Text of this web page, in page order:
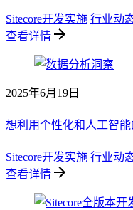
Sitecore开发实施 行业动
查看详情
2025年6月19日
想利用个性化和人工智
Sitecore开发实施 行业动
查看详情